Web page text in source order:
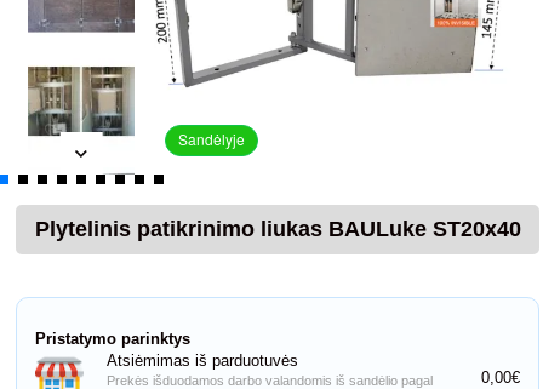
Sandėlyje
Plytelinis patikrinimo liukas BAULuke ST20x40
Pristatymo parinktys
Atsiėmimas iš parduotuvės
Prekės išduodamos darbo valandomis iš sandėlio pagal
0,00€